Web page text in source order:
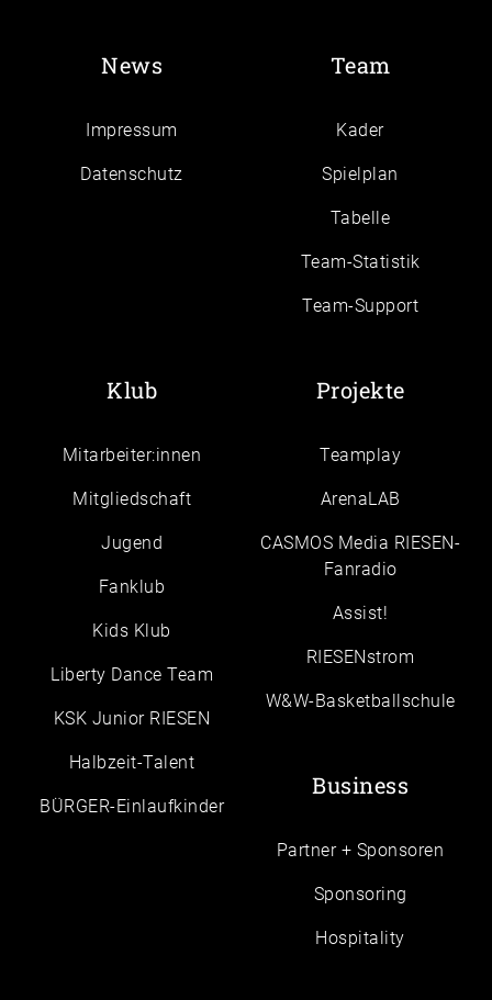
News
Impressum
Daten­schutz
Team
Kader
Spielplan
Tabelle
Team-Statistik
Team-Support
Klub
Mitarbeiter:innen
Mitgliedschaft
Jugend
Fanklub
Kids Klub
Liberty Dance Team
KSK Junior RIESEN
Halbzeit-Talent
BÜRGER-Einlaufkinder
Projekte
Teamplay
ArenaLAB
CASMOS Media RIESEN-
Fanradio
Assist!
RIESENstrom
W&W-Basketballschule
Business
Partner + Sponsoren
Sponsoring
Hospitality